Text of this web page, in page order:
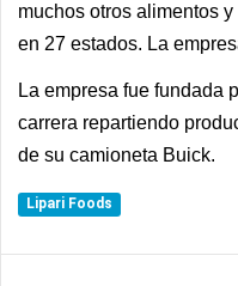
muchos otros alimentos
en 27 estados. La
La empresa fue fundada
carrera repartiendo
de su camioneta Buick.
Lipari Foods